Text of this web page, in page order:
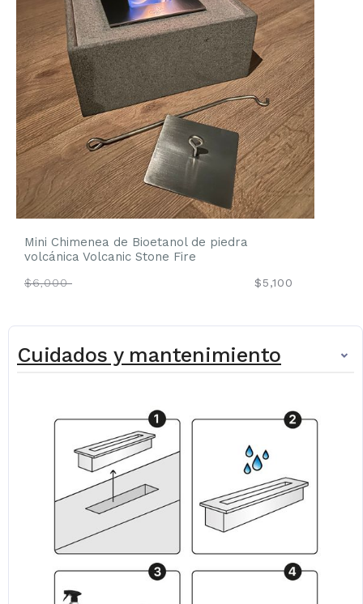
Mini Chimenea de Bioetanol de piedra
volcánica Volcanic Stone Fire
$6,000 $5,100
Cuidados y mantenimiento